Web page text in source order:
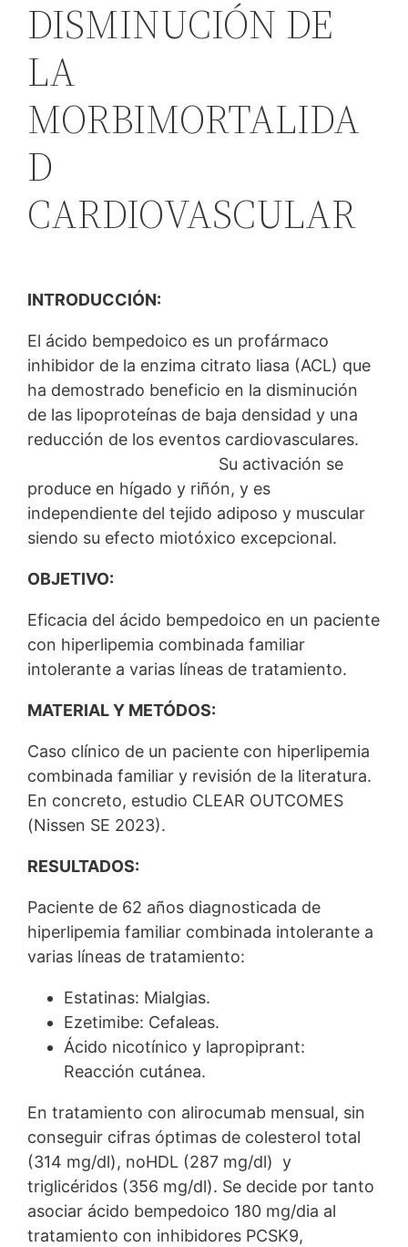
DISMINUCIÓN DE
LA
MORBIMORTALIDA
D
CARDIOVASCULAR
INTRODUCCIÓN:
El ácido bempedoico es un profármaco
inhibidor de la enzima citrato liasa (ACL) que
ha demostrado beneficio en la disminución
de las lipoproteínas de baja densidad y una
reducción de los eventos cardiovasculares.
Su activación se
produce en hígado y riñón, y es
independiente del tejido adiposo y muscular
siendo su efecto miotóxico excepcional.
OBJETIVO:
Eficacia del ácido bempedoico en un paciente
con hiperlipemia combinada familiar
intolerante a varias líneas de tratamiento.
MATERIAL Y METÓDOS:
Caso clínico de un paciente con hiperlipemia
combinada familiar y revisión de la literatura.
En concreto, estudio CLEAR OUTCOMES
(Nissen SE 2023).
RESULTADOS:
Paciente de 62 años diagnosticada de
hiperlipemia familiar combinada intolerante a
varias líneas de tratamiento:
Estatinas: Mialgias.
Ezetimibe: Cefaleas.
Ácido nicotínico y lapropiprant:
Reacción cutánea.
En tratamiento con alirocumab mensual, sin
conseguir cifras óptimas de colesterol total
(314 mg/dl), noHDL (287 mg/dl) y
triglicéridos (356 mg/dl). Se decide por tanto
asociar ácido bempedoico 180 mg/dia al
tratamiento con inhibidores PCSK9,